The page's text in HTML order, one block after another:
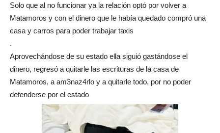
Solo que al no funcionar ya la relación optó por volver a
Matamoros y con el dinero que le había quedado compró una
casa y carros para poder trabajar taxis
.
Aprovechándose de su estado ella siguió gastándose el
dinero, regresó a quitarle las escrituras de la casa de
Matamoros, a am3naz4rlo y a quitarle todo, por no poder
defenderse por el estado